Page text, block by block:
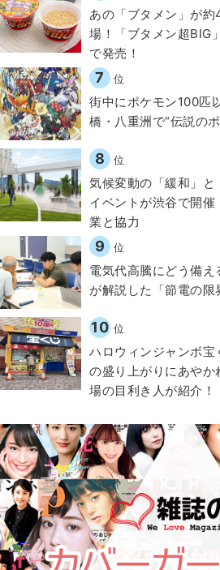
あの「ブタメン」が
場！「ブタメン超BIG
で発売！
7 位
街中にポケモン100
橋・八重洲で“伝説の
8 位
気候変動の「緩和」と
イベントが渋谷で開
業と協力
9 位
電気代高騰にどう備
が解説した「節電の
10 位
ハロウィンジャンボ
の盛り上がりにあやか
場の目利き人が紹介！